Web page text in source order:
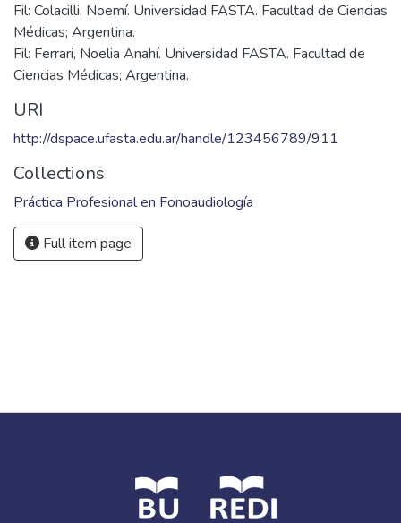
Fil: Colacilli, Noemí. Universidad FASTA. Facultad de Ciencias
Médicas; Argentina.
Fil: Ferrari, Noelia Anahí. Universidad FASTA. Facultad de
Ciencias Médicas; Argentina.
URI
http://dspace.ufasta.edu.ar/handle/123456789/911
Collections
Práctica Profesional en Fonoaudiología
Full item page